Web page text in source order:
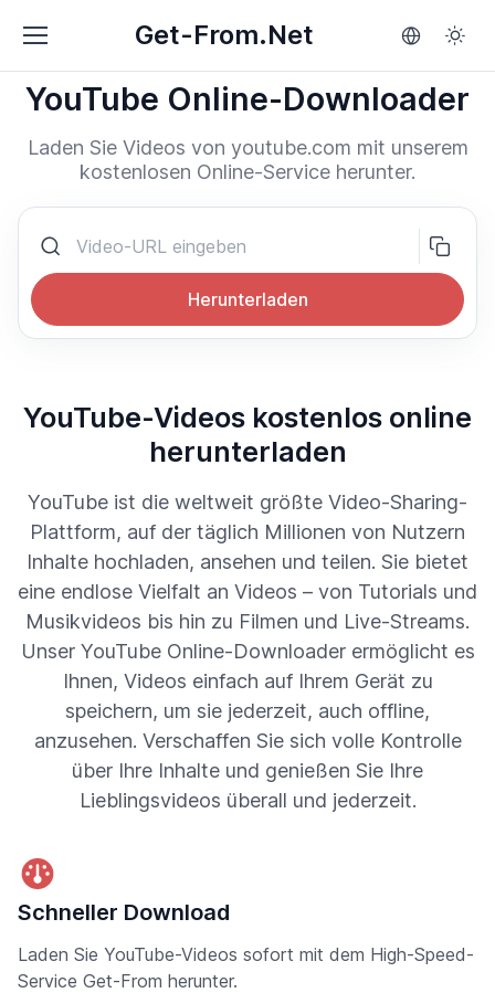
Get-From.Net
YouTube Online-Downloader
Laden Sie Videos von youtube.com mit unserem
kostenlosen Online-Service herunter.
Herunterladen
YouTube-Videos kostenlos online
herunterladen
YouTube ist die weltweit größte Video-Sharing-
Plattform, auf der täglich Millionen von Nutzern
Inhalte hochladen, ansehen und teilen. Sie bietet
eine endlose Vielfalt an Videos – von Tutorials und
Musikvideos bis hin zu Filmen und Live-Streams.
Unser YouTube Online-Downloader ermöglicht es
Ihnen, Videos einfach auf Ihrem Gerät zu
speichern, um sie jederzeit, auch offline,
anzusehen. Verschaffen Sie sich volle Kontrolle
über Ihre Inhalte und genießen Sie Ihre
Lieblingsvideos überall und jederzeit.
Schneller Download
Laden Sie YouTube-Videos sofort mit dem High-Speed-
Service Get-From herunter.